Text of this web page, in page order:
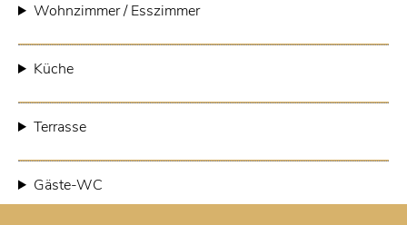
Wohnzimmer / Esszimmer
Küche
Terrasse
Gäste-WC